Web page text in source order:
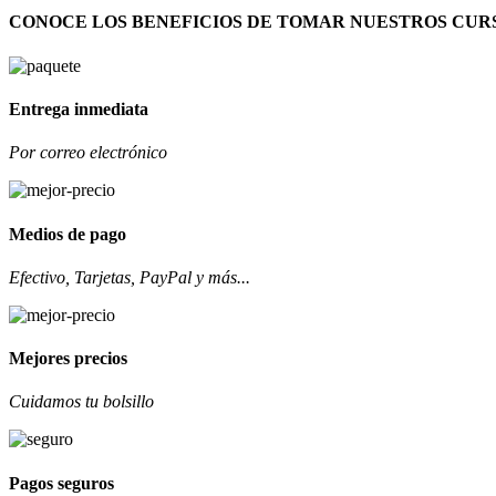
CONOCE LOS BENEFICIOS DE TOMAR NUESTROS
Entrega inmediata
Por correo electrónico
Medios de pago
Efectivo, Tarjetas, PayPal y más...
Mejores precios
Cuidamos tu bolsillo
Pagos seguros